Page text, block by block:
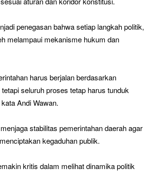
penegasan bahwa setiap langkah politik,
melampaui mekanisme hukum dan
harus berjalan berdasarkan
seluruh proses tetap harus tunduk
Andi Wawan.
stabilitas pemerintahan daerah agar
kegaduhan publik.
kritis dalam melihat dinamika politik